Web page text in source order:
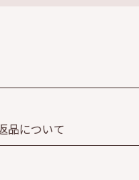
品について